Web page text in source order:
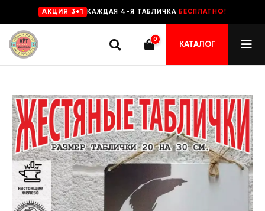
AKЦИЯ 3+1 КАЖДАЯ 4-Я ТАБЛИЧКА БЕСПЛАТНО!
0
КАТАЛОГ